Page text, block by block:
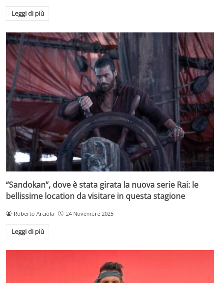
Leggi di più
“Sandokan”, dove è stata girata la nuova serie Rai: le
bellissime location da visitare in questa stagione
Roberto Arciola 24 Novembre 2025
Leggi di più